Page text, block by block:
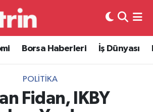
Borsa Haberleri İş Dünyası
POLITIKA
Fidan, IKBY
Durumu ve Fikstür